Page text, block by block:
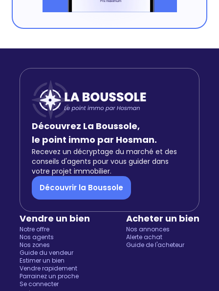
Découvrez La Boussole,
le point immo par Hosman.
Recevez un décryptage du marché et des
conseils d'agents pour vous guider dans
votre projet immobilier.
Découvrir la Boussole
Vendre un bien
Notre offre
Nos agents
Nos zones
Guide du vendeur
Estimer un bien
Vendre rapidement
Parrainez un proche
Se connecter
Acheter un bien
Nos annonces
Alerte achat
Guide de l'acheteur